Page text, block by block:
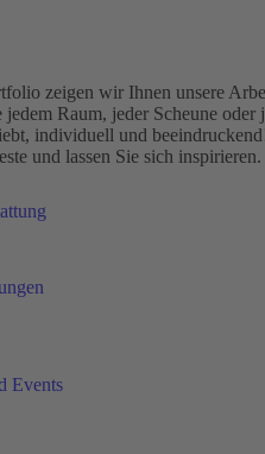
zeigen wir Ihnen unsere
Raum, jeder Scheune
individuell und
und lassen Sie sich inspirieren.